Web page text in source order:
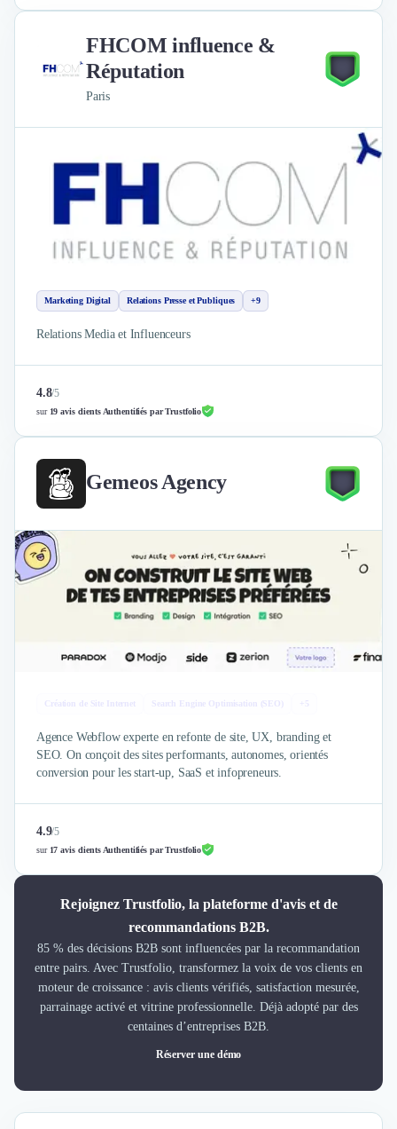
FHCOM influence &
Réputation
Paris
Marketing Digital Relations Presse et Publiques +9
Relations Media et Influenceurs
4.8/5
sur 19 avis clients Authentifiés par Trustfolio
Gemeos Agency
Création de Site Internet Search Engine Optimisation (SEO) +5
Agence Webflow experte en refonte de site, UX, branding et
SEO. On conçoit des sites performants, autonomes, orientés
conversion pour les start-up, SaaS et infopreneurs.
4.9/5
sur 17 avis clients Authentifiés par Trustfolio
Rejoignez Trustfolio, la plateforme d'avis et de
recommandations B2B.
85 % des décisions B2B sont influencées par la recommandation
entre pairs. Avec Trustfolio, transformez la voix de vos clients en
moteur de croissance : avis clients vérifiés, satisfaction mesurée,
parrainage activé et vitrine professionnelle. Déjà adopté par des
centaines d’entreprises B2B.
Réserver une démo